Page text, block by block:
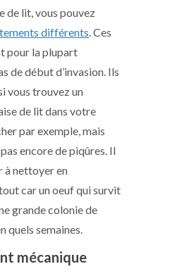
de lit, vous pouvez
différents . Ces
pour la plupart
de début d’invasion. Ils
vous trouvez un
de lit dans votre
par exemple, mais
pas encore de piqûres. Il
à nettoyer en
car un oeuf qui survit
grande colonie de
quels semaines.
mécanique